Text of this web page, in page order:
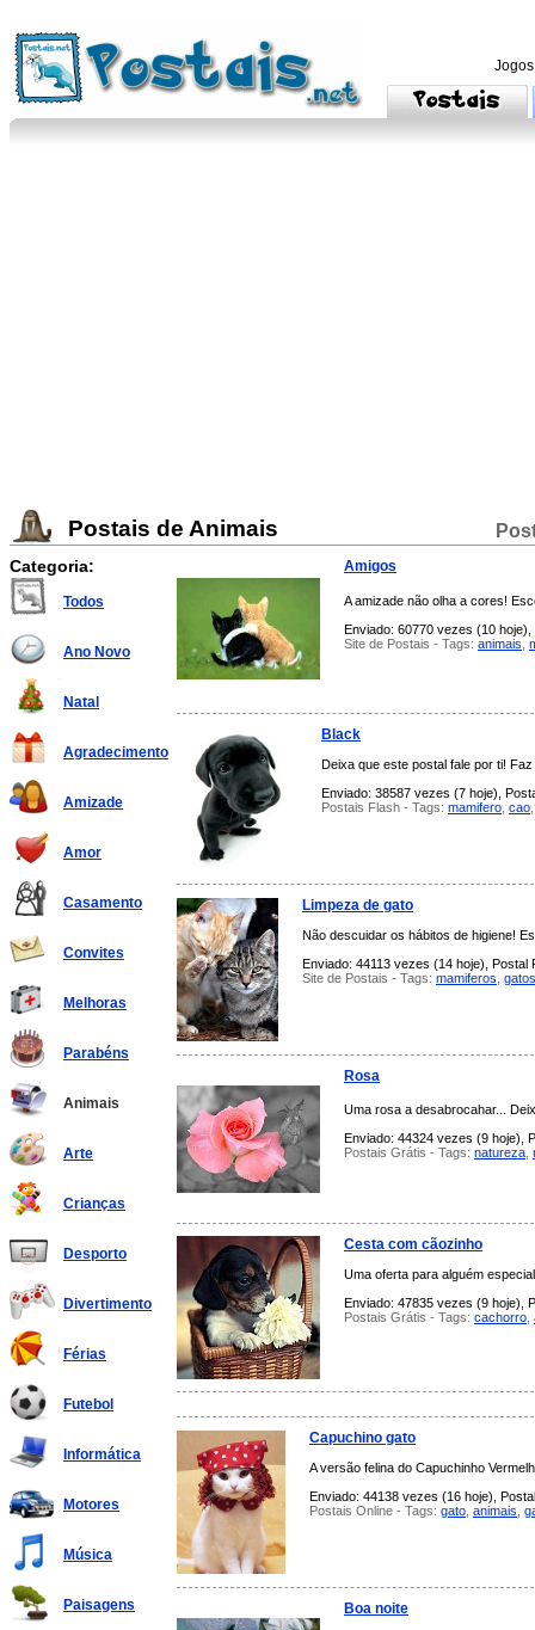
Postais de Animais
Categoria:
Todos
Ano Novo
Natal
Agradecimento
Amizade
Amor
Casamento
Convites
Melhoras
Parabéns
Animais
Arte
Crianças
Desporto
Divertimento
Férias
Futebol
Informática
Motores
Música
Paisagens
Amigos
A amizade não olha a cores!
Enviado: 60770 vezes (10
Site de Postais - Tags: animais
Black
Deixa que este postal fale por ti!
Enviado: 38587 vezes (7 hoje),
Postais Flash - Tags: mamifero cao
Limpeza de gato
Não descuidar os hábitos de higiene!
Enviado: 44113 vezes (14 hoje),
Site de Postais - Tags: mamiferos gatos
Rosa
Uma rosa a desabrocahar...
Enviado: 44324 vezes (9 hoje),
Postais Grátis - Tags: natureza
Cesta com cãozinho
Uma oferta para alguém
Enviado: 47835 vezes (9 hoje),
Postais Grátis - Tags: cachorro
Capuchino gato
A versão felina do Capuchinho
Enviado: 44138 vezes (16 hoje),
Postais Online - Tags: gato animais
Boa noite